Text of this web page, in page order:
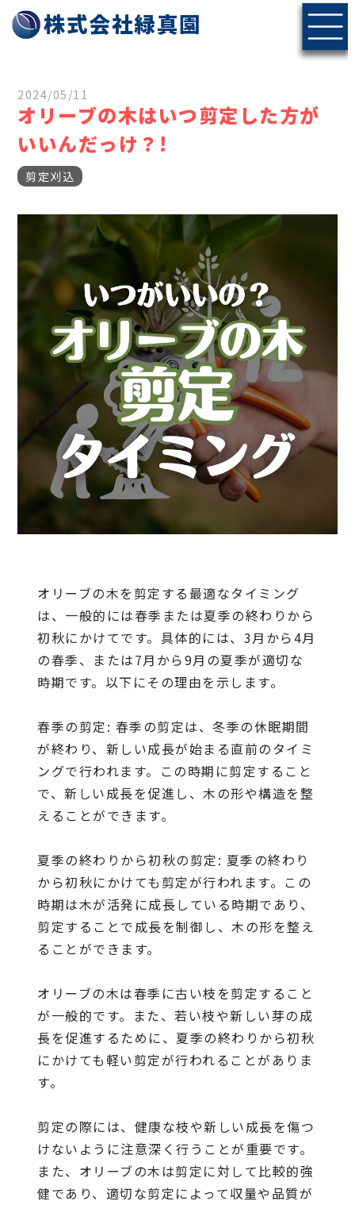
株式会社緑真園
2024/05/11
オリーブの木はいつ剪定した方が
いいんだっけ？!
剪定刈込
オリーブの木を剪定する最適なタイミング
は、一般的には春季または夏季の終わりから
初秋にかけてです。具体的には、3月から4月
の春季、または7月から9月の夏季が適切な
時期です。以下にその理由を示します。
春季の剪定: 春季の剪定は、冬季の休眠期間
が終わり、新しい成長が始まる直前のタイミ
ングで行われます。この時期に剪定すること
で、新しい成長を促進し、木の形や構造を整
えることができます。
夏季の終わりから初秋の剪定: 夏季の終わり
から初秋にかけても剪定が行われます。この
時期は木が活発に成長している時期であり、
剪定することで成長を制御し、木の形を整え
ることができます。
オリーブの木は春季に古い枝を剪定すること
が一般的です。また、若い枝や新しい芽の成
長を促進するために、夏季の終わりから初秋
にかけても軽い剪定が行われることがありま
す。
剪定の際には、健康な枝や新しい成長を傷つ
けないように注意深く行うことが重要です。
また、オリーブの木は剪定に対して比較的強
健であり、適切な剪定によって収量や品質が